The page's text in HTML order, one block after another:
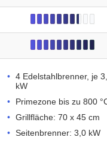
4 Edelstahlbrenner, je
kW
Primezone bis zu 800
Grillfläche: 70 x 45 cm
Seitenbrenner: 3,0 kW